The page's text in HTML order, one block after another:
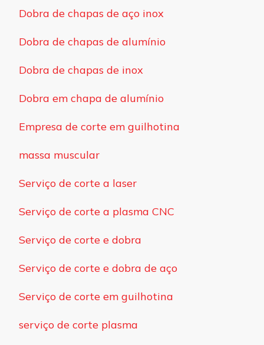
Dobra de chapas de aço inox
Dobra de chapas de alumínio
Dobra de chapas de inox
Dobra em chapa de alumínio
Empresa de corte em guilhotina
massa muscular
Serviço de corte a laser
Serviço de corte a plasma CNC
Serviço de corte e dobra
Serviço de corte e dobra de aço
Serviço de corte em guilhotina
serviço de corte plasma